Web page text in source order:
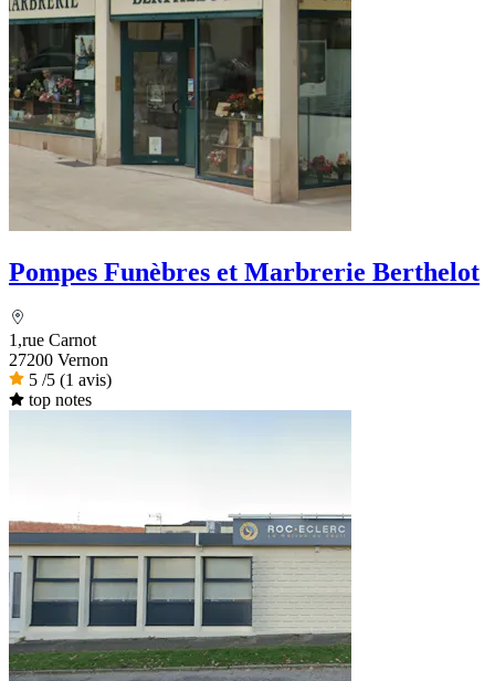
Pompes Funèbres et Marbrerie Berthelot
1,rue Carnot
27200 Vernon
5 /5 (1 avis)
top notes